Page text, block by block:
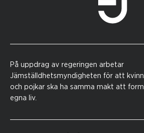
På uppdrag av regeringen arbetar
Jämställdhetsmyndigheten för att
och pojkar ska ha samma makt att
egna liv.